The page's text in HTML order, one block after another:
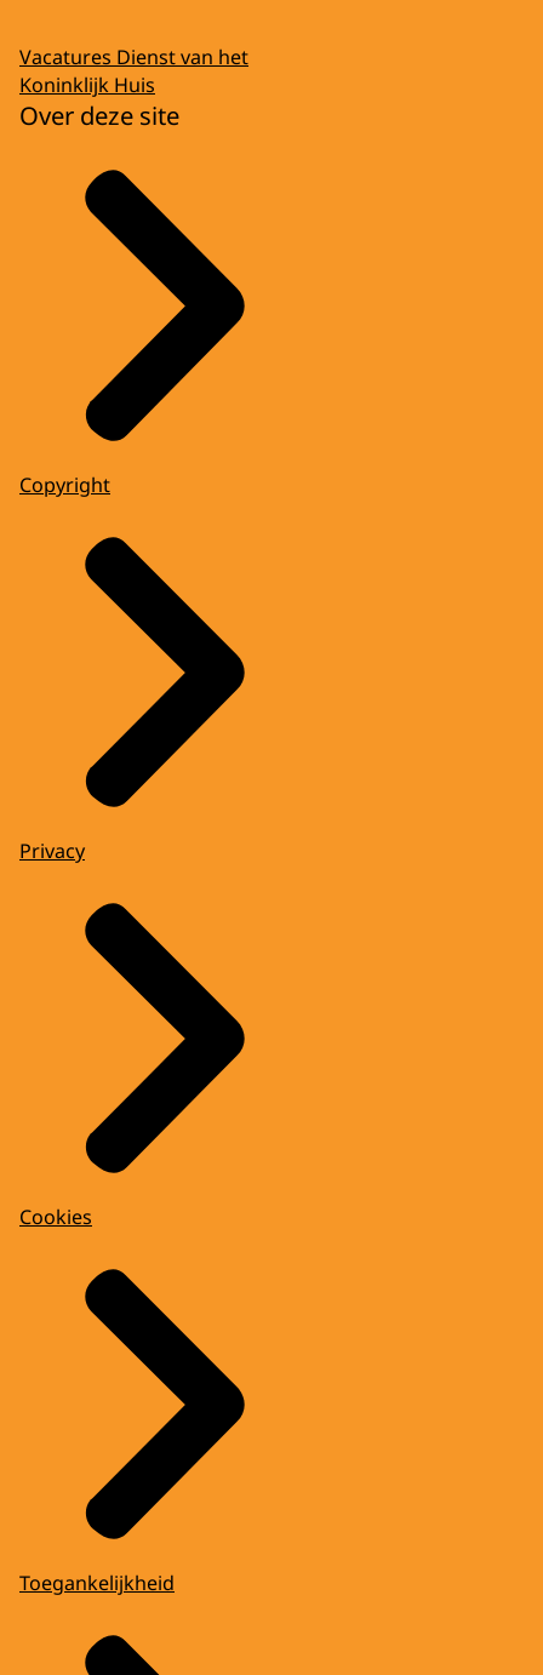
Vacatures Dienst van het
Koninklijk Huis
Over deze site
Copyright
Privacy
Cookies
Toegankelijkheid